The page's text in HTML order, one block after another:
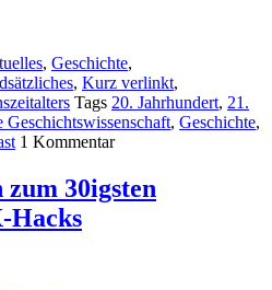
, Geschichte,
, Kurz verlinkt,
Tags 20. Jahrhundert, 21.
Geschichtswissenschaft, Geschichte,
1 Kommentar
zum 30igsten
Hacks